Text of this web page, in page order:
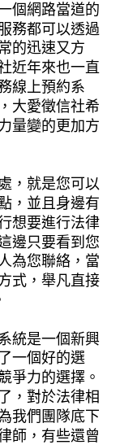
個網路當道的
務都可以透過
的迅速又方
近年來也一直
線上預約系
大愛徵信社希
量變的更加方
，就是您可以
，並且身邊有
想要進行法律
邊只要看到您
為您聯絡，當
式，舉凡直接
統是一個新興
一個好的選
爭力的選擇。
，對於法律相
我們團隊底下
師，有些還曾